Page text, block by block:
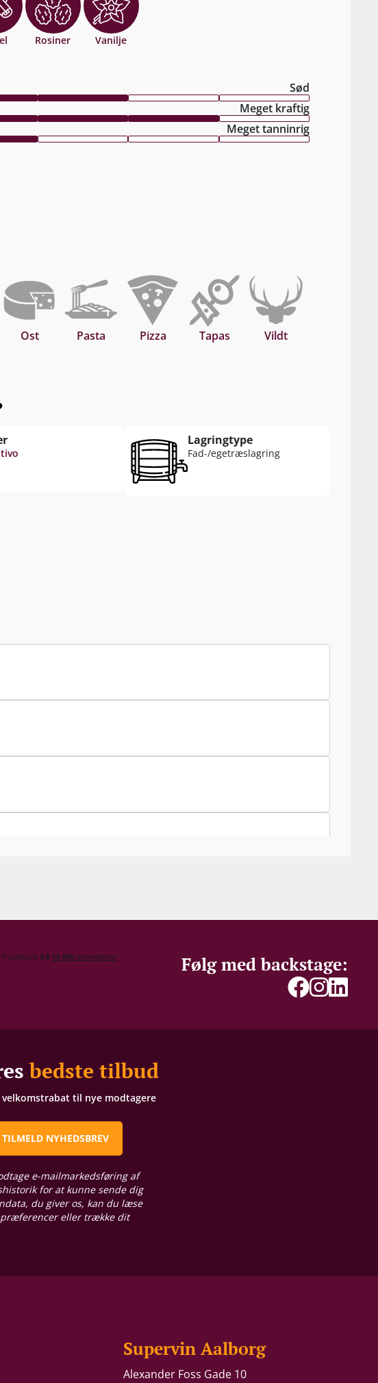
Rosiner Vanilje
Sød
Meget kraftig
Meget tanninrig
Ost Pasta Pizza Tapas Vildt
Lagringtype
Fad-/egetræslagring
Følg med backstage:
bedste tilbud
til nye modtagere
TILMELD NYHEDSBREV
e-mailmarkedsføring af
for at kunne sende dig
du giver os, kan du læse
eller trække dit
Supervin Aalborg
Alexander Foss Gade 10